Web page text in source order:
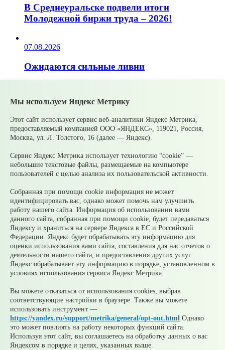
В Среднеуральске подвели итоги
Молодежной биржи труда – 2026!
07.08.2026
Ожидаются сильные ливни
Супруги могут получать социальные
налоговые вычеты за обучение и лечение
друг друга
05.08.2026
контролировать счета и избежать
принудительного взыскания
Мы используем Яндекс Метрику
Этот сайт использует сервис веб-аналитики Яндекс Метрика,
предоставляемый компанией ООО «ЯНДЕКС», 119021, Россия,
Москва, ул. Л. Толстого, 16 (далее — Яндекс).
Сервис Яндекс Метрика использует технологию “cookie” —
небольшие текстовые файлы, размещаемые на компьютере
пользователей с целью анализа их пользовательской активности.
Собранная при помощи cookie информация не может
идентифицировать вас, однако может помочь нам улучшить
работу нашего сайта. Информация об использовании вами
данного сайта, собранная при помощи cookie, будет передаваться
Яндексу и храниться на сервере Яндекса в ЕС и Российской
Федерации. Яндекс будет обрабатывать эту информацию для
оценки использования вами сайта, составления для нас отчетов о
деятельности нашего сайта, и предоставления других услуг.
Яндекс обрабатывает эту информацию в порядке, установленном в
условиях использования сервиса Яндекс Метрика.
Вы можете отказаться от использования cookies, выбрав
соответствующие настройки в браузере. Также вы можете
использовать инструмент —
https://yandex.ru/support/metrika/general/opt-out.html Однако
это может повлиять на работу некоторых функций сайта.
Используя этот сайт, вы соглашаетесь на обработку данных о вас
Яндексом в порядке и целях, указанных выше.
© 2026 Официальный сайт Муниципального округа
Среднеуральск Свердловской области
Карта сайта Архив
Ваше сообщение отправлено
Приемная главы